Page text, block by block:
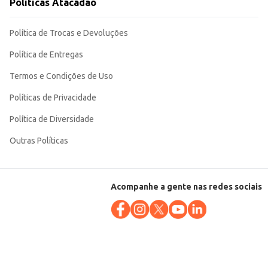
Políticas Atacadão
Política de Trocas e Devoluções
Política de Entregas
Termos e Condições de Uso
Políticas de Privacidade
Política de Diversidade
Outras Políticas
Acompanhe a gente nas redes sociais